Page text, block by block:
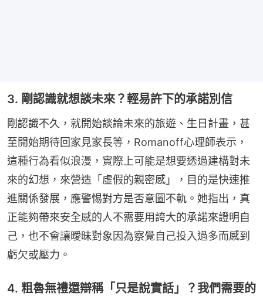
3. 剛認識就想談未來？輕易許下的承諾別信
剛認識不久，就開始談論未來的旅遊、生日計畫，甚
至開始期待回家見家長等，Romanoff心理師表示，
這種行為看似浪漫，實際上可能是想要透過建構對未
來的幻想，來營造「虛假的親密感」，目的是快速推
進關係發展，應警惕對方是否意圖不軌。她指出，真
正能夠帶來安全感的人不需要用誇大的承諾來證明自
己，也不會讓曖昧對象因為察覺自己投入過多而感到
虧欠或壓力。
4. 粗魯無禮還辯稱「只是說實話」？我們需要的